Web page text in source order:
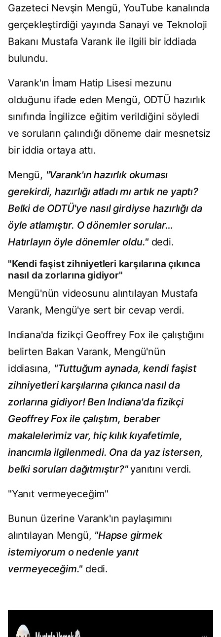
Gazeteci Nevşin Mengü, YouTube kanalında
gerçekleştirdiği yayında Sanayi ve Teknoloji
Bakanı Mustafa Varank ile ilgili bir iddiada
bulundu.
Varank'ın İmam Hatip Lisesi mezunu
olduğunu ifade eden Mengü, ODTÜ hazırlık
sınıfında İngilizce eğitim verildiğini söyledi
ve soruların çalındığı döneme dair mesnetsiz
bir iddia ortaya attı.
Mengü, "Varank'ın hazırlık okuması
gerekirdi, hazırlığı atladı mı artık ne yaptı?
Belki de ODTÜ'ye nasıl girdiyse hazırlığı da
öyle atlamıştır. O dönemler sorular…
Hatırlayın öyle dönemler oldu."dedi.
"Kendi faşist zihniyetleri karşılarına çıkınca
nasıl da zorlarına gidiyor"
Mengü'nün videosunu alıntılayan Mustafa
Varank, Mengü'ye sert bir cevap verdi.
Indiana'da fizikçi Geoffrey Fox ile çalıştığını
belirten Bakan Varank, Mengü'nün
iddiasına, "Tuttuğum aynada, kendi faşist
zihniyetleri karşılarına çıkınca nasıl da
zorlarına gidiyor! Ben Indiana'da fizikçi
Geoffrey Fox ile çalıştım, beraber
makalelerimiz var, hiç kılık kıyafetimle,
inancımla ilgilenmedi. Ona da yaz istersen,
belki soruları dağıtmıştır?"yanıtını verdi.
"Yanıt vermeyeceğim"
Bunun üzerine Varank'ın paylaşımını
alıntılayan Mengü, "Hapse girmek
istemiyorum o nedenle yanıt
vermeyeceğim." dedi.